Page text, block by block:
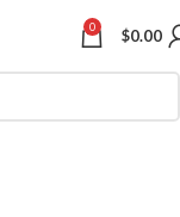
0 $0.00